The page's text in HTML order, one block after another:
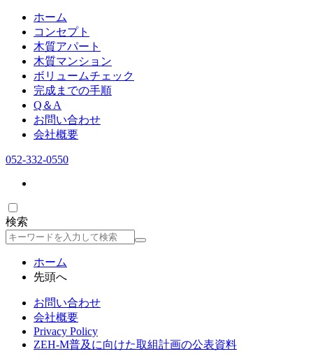
ホーム
コンセプト
木質アパート
木質マンション
ボリュームチェック
完成までの手順
Q＆A
お問い合わせ
会社概要
052-332-0550
検索
検
ホーム
先頭へ
お問い合わせ
会社概要
Privacy Policy
ZEH-M普及に向けた取組計画の公表資料